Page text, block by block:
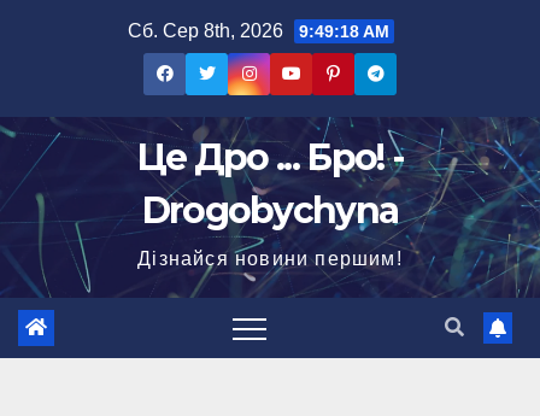
Сб. Сер 8th, 2026 9:49:19 AM
Це Дро ... Бро! -
Drogobychyna
Дізнайся новини першим!